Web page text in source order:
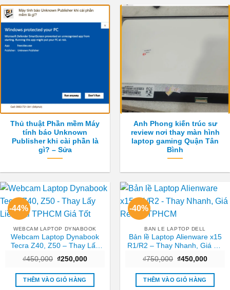
Thủ thuật Phần mềm Máy
tính báo Unknown
Publisher khi cài phần là
gì? – Sửa
Anh Phong kiến trúc sư
review nơi thay màn hình
laptop gaming Quận Tân
Bình
-44%
WEBCAM LAPTOP DYNABOOK
Webcam Laptop Dynabook
Tecra Z40, Z50 – Thay Lấy
Liền Tại TPHCM Giá Tốt
₫450,000 Giá
là:
₫450,000.
₫250,000Giá
tại
₫250,000.
THÊM VÀO GIỎ HÀNG
-40%
BAN LE LAPTOP DELL
Bản lề Laptop Alienware x15
R1/R2 – Thay Nhanh, Giá Rẻ
Tại TPHCM
₫750,000 Giá
là:
₫750,000.
₫450,000Giá
tại
THÊM VÀO GIỎ HÀNG